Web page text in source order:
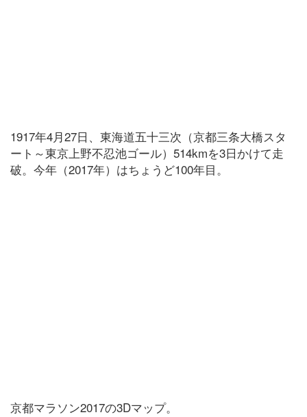
1917年4月27日、東海道五十三次（京都三条大橋スタ
ート～東京上野不忍池ゴール）514kmを3日かけて走
破。今年（2017年）はちょうど100年目。
京都マラソン2017の3Dマップ。